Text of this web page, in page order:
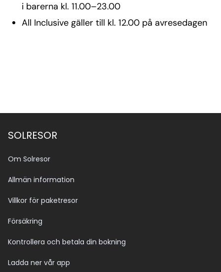
i barerna kl. 11.00–23.00
All Inclusive gäller till kl. 12.00 på avresedagen
SOLRESOR
Om Solresor
Allmän information
Villkor för paketresor
Försäkring
Kontrollera och betala din bokning
Ladda ner vår app